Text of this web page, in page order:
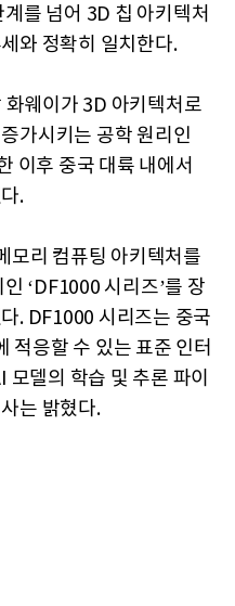
를 넘어 3D 칩 아키텍처
와 정확히 일치한다.
화웨이가 3D 아키텍처로
가시키는 공학 원리인
이후 중국 대륙 내에서
.
모리 컴퓨팅 아키텍처를
‘DF1000 시리즈’를 장
. DF1000 시리즈는 중국
적응할 수 있는 표준 인터
델의 학습 및 추론 파이
는 밝혔다.